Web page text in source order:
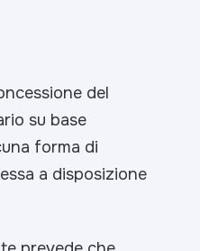
del
su base
forma di
a disposizione